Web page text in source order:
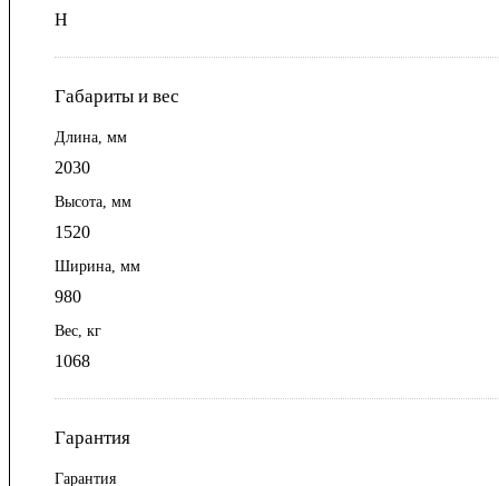
Н
Габариты и вес
Длина, мм
2030
Высота, мм
1520
Ширина, мм
980
Вес, кг
1068
Гарантия
Гарантия